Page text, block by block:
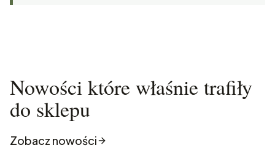
Nowości które właśnie trafiły
do sklepu
Zobacz nowości